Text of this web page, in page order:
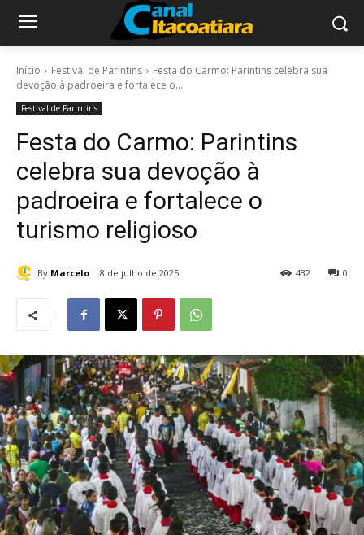
Início Festival de Parintins
Festa do Carmo: Parintins celebra sua
devoção à padroeira e fortalece o...
Festival de Parintins
Festa do Carmo: Parintins
celebra sua devoção à
padroeira e fortalece o
turismo religioso
By Marcelo 8 de julho de 2025 0
432